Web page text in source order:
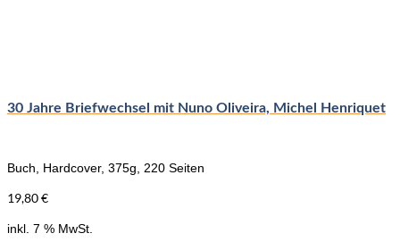
30 Jahre Briefwechsel mit Nuno Oliveira, Michel Henriquet
Buch, Hardcover, 375g, 220 Seiten
19,80€
inkl. 7 % MwSt.